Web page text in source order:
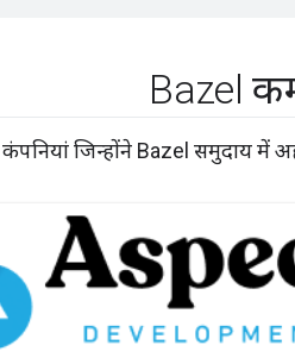
Bazel
जिन्होंने Bazel समुदाय में